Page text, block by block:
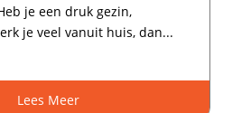
je een druk gezin,
je veel vanuit huis, dan...
Lees Meer